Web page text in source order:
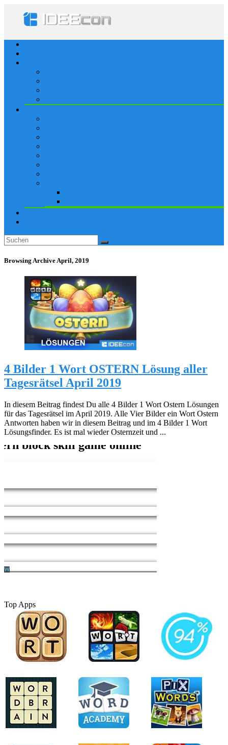
Browsing ArchiveApril, 2019
4 Bilder 1 Wort OSTERN Lösung aller
Tagesrätsel April 2019
In diesem Beitrag findest Du alle 4 Bilder 1 Wort Ostern Lösungen
für das Tagesrätsel im April 2019. Alle Vier Bilder ein Wort Ostern
Antworten haben wir in diesem Beitrag und im 4 Bilder 1 Wort
Lösungsfinder. Es ist mal wieder Osternzeit und ...
Top Apps